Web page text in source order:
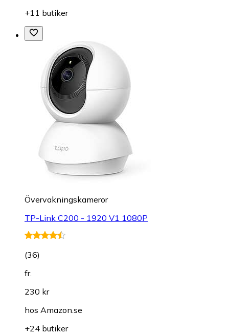
+11 butiker
Övervakningskameror
TP-Link C200 - 1920 V1 1080P
(36)
fr.
230 kr
hos Amazon.se
+24 butiker